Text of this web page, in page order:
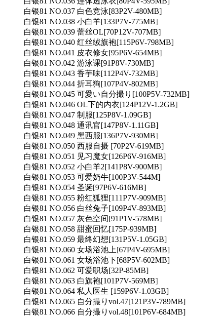
白银81 NO.037 白色竞泳[83P2V-480MB]
白银81 NO.038 小白羊[133P7V-775MB]
白银81 NO.039 蕾丝OL[70P12V-707MB]
白银81 NO.040 红丝绒旗袍[115P6V-798MB]
白银81 NO.041 皮衣修女[95P6V-654MB]
白银81 NO.042 游泳课[91P8V-730MB]
白银81 NO.043 香芋味[112P4V-732MB]
白银81 NO.044 折耳狗[107P4V-802MB]
白银81 NO.045 可愛い自分撮り[100P5V-732MB]
白银81 NO.046 OL下的内衣[124P12V-1.2GB]
白银81 NO.047 制服[125P8V-1.09GB]
白银81 NO.048 通讯官[147P8V-1.11GB]
白银81 NO.049 黑西服[136P7V-930MB]
白银81 NO.050 西服自摄 [70P2V-619MB]
白银81 NO.051 见习魔女[126P6V-916MB]
白银81 NO.052 小白羊2[141P8V-900MB]
白银81 NO.053 可爱奶牛[100P3V-544M]
白银81 NO.054 圣诞[97P6V-616MB]
白银81 NO.055 粉红狐狸[111P7V-909MB]
白银81 NO.056 白丝兔子[109P4V-893MB]
白银81 NO.057 灰色空间[91P1V-578MB]
白银81 NO.058 甜蜜回忆[175P-939MB]
白银81 NO.059 最终幻想[131P5V-1.05GB]
白银81 NO.060 女场浴池上[67P4V-695MB]
白银81 NO.061 女场浴池下[68P5V-602MB]
白银81 NO.062 可爱职场[32P-85MB]
白银81 NO.063 白旗袍[101P7V-569MB]
白银81 NO.064 私人医生 [159P6V-1.03GB]
白银81 NO.065 自分撮りvol.47[121P3V-789MB]
白银81 NO.066 自分撮りvol.48[101P6V-684MB]